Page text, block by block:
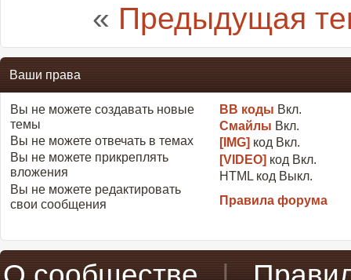
« Предыдущая
Ваши права
Вы не можете создавать новые
темы
Вы не можете отвечать в темах
Вы не можете прикреплять
вложения
Вы не можете редактировать
свои сообщения
BB коды Вкл.
Смайлы Вкл.
[IMG] код Вкл.
[VIDEO] код Вкл.
HTML код Выкл.
Правила форума